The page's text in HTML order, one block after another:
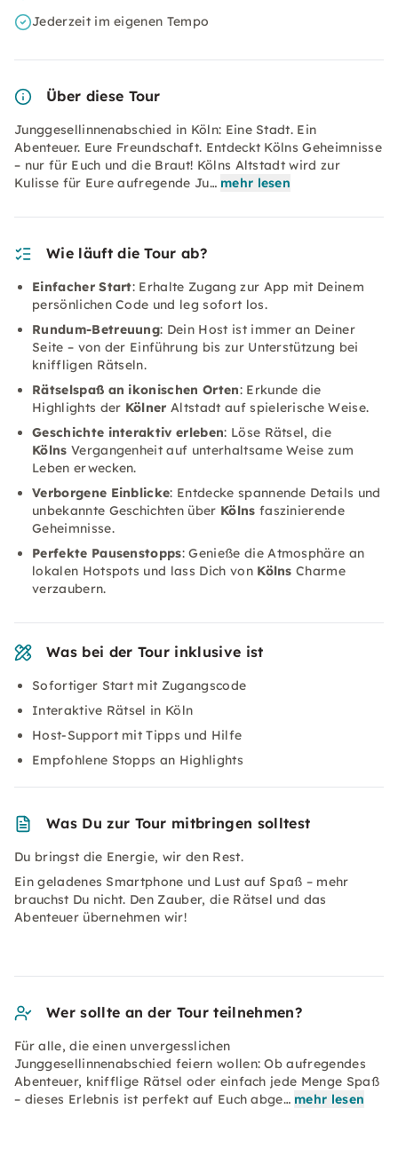
Jederzeit im eigenen Tempo
Über diese Tour
Junggesellinnenabschied in Köln: Eine Stadt. Ein
Abenteuer. Eure Freundschaft. Entdeckt Kölns Geheimnisse
– nur für Euch und die Braut! Kölns Altstadt wird zur
Kulisse für Eure aufregende Ju… mehr lesen
Wie läuft die Tour ab?
Einfacher Start: Erhalte Zugang zur App mit Deinem
persönlichen Code und leg sofort los.
Rundum-Betreuung: Dein Host ist immer an Deiner
Seite – von der Einführung bis zur Unterstützung bei
kniffligen Rätseln.
Rätselspaß an ikonischen Orten: Erkunde die
Highlights der KölnerAltstadt auf spielerische Weise.
Geschichte interaktiv erleben: Löse Rätsel, die
Kölns Vergangenheit auf unterhaltsame Weise zum
Leben erwecken.
Verborgene Einblicke: Entdecke spannende Details und
unbekannte Geschichten über Kölns faszinierende
Geheimnisse.
Perfekte Pausenstopps: Genieße die Atmosphäre an
lokalen Hotspots und lass Dich von KölnsCharme
verzaubern.
Was bei der Tour inklusive ist
Sofortiger Start mit Zugangscode
Interaktive Rätsel in Köln
Host-Support mit Tipps und Hilfe
Empfohlene Stopps an Highlights
Was Du zur Tour mitbringen solltest
Du bringst die Energie, wir den Rest.
Ein geladenes Smartphone und Lust auf Spaß – mehr
brauchst Du nicht. Den Zauber, die Rätsel und das
Abenteuer übernehmen wir!
Wer sollte an der Tour teilnehmen?
Für alle, die einen unvergesslichen
Junggesellinnenabschied feiern wollen: Ob aufregendes
Abenteuer, knifflige Rätsel oder einfach jede Menge Spaß
– dieses Erlebnis ist perfekt auf Euch abge… mehr lesen